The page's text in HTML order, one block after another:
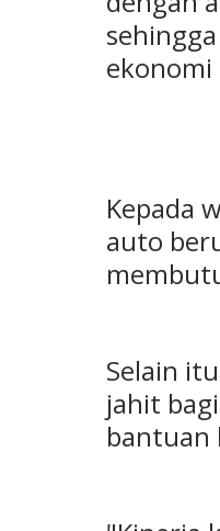
Kepada
auto
Selain
jahit
bantuan